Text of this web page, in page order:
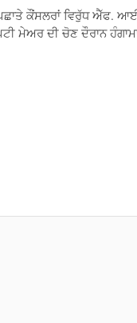
ਕੌਂਸਲਰਾਂ ਵਿਰੁੱਧ ਐੱਫ.
ਮੇਅਰ ਦੀ ਚੋਣ ਦੌਰਾਨ